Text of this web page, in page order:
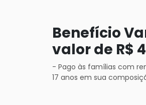
Benefício
valor de R$
- Pago às famílias com
17 anos em sua